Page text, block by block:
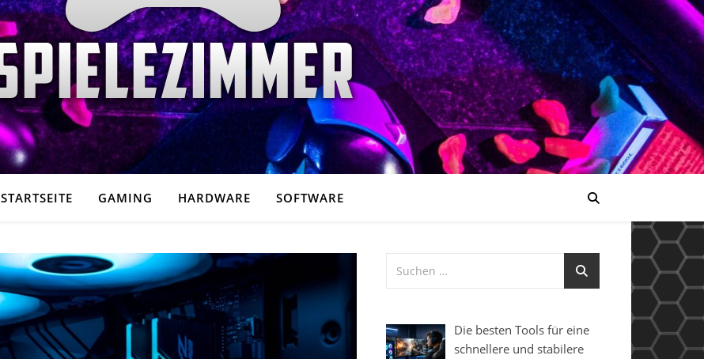
STARTSEITE GAMING HARDWARE SOFTWARE
Die besten Tools für eine
schnellere und stabilere